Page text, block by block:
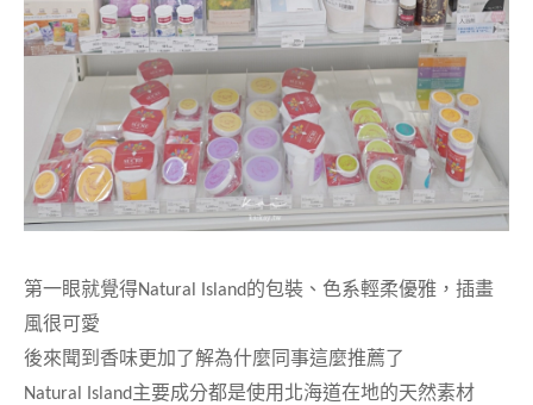
第一眼就覺得Natural Island 的包裝、色系輕柔優雅，插畫
風很可愛
後來聞到香味更加了解為什麼同事這麼推薦了
Natural Island主要成分都是使用北海道在地的天然素材